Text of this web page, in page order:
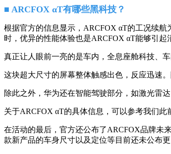
■ ARCFOX αT有哪些黑科技？
根据官方的信息显示，ARCFOX αT的工况续
时，优异的性能体验也是ARCFOX αT能够引起
真正让人眼前一亮的是车内，全息座舱科技、
这块超大尺寸的屏幕整体触感出色，反应迅速
除此之外，华为还在智能驾驶部分，如激光雷
关于ARCFOX αT的具体信息，可以参考我们此
在活动的最后，官方还公布了ARCFOX品牌未
款新产品的车身尺寸以及定位等目前还未公布更